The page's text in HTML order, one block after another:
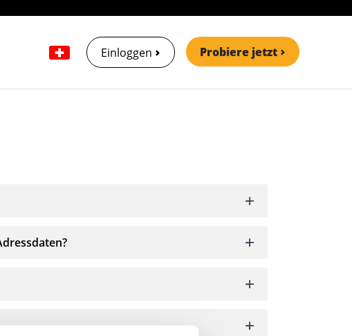
Einloggen Probiere jetzt